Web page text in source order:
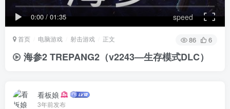
0:00/01:35 speed
首页 电脑游戏 射击游戏 正文 86 6
海参2 TREPANG2 （v2243—生存模式DLC）
看板娘
3年前发布